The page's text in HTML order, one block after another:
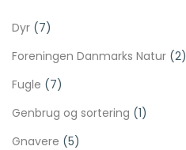
Dyr (7)
Foreningen Danmarks Natur (2)
Fugle (7)
Genbrug og sortering (1)
Gnavere (5)